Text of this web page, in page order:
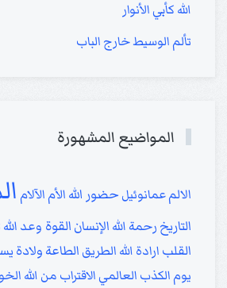
الله كأبي الأنوار
تألم الوسيط خارج الباب
المواضيع المشهورة
الالمعمانوئيل حضور الله الأم الآلام
التاريخ رحمة الله الإنسان القوة وعد الله
القلب ارادة الله الطريق الطاعة ولادة
يوم الكذب العالمي الاقتراب من الله